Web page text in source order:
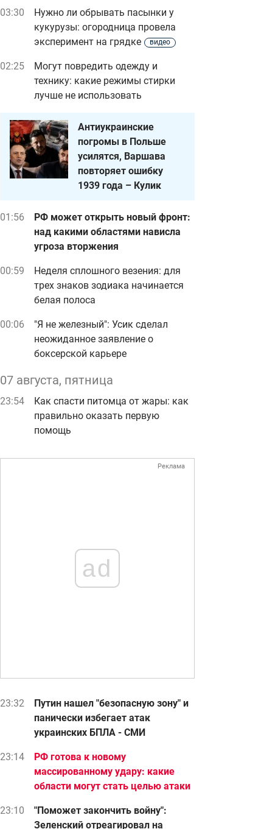
03:30
Нужно ли обрывать пасынки у
кукурузы: огородница провела
эксперимент на грядке
видео
02:25
Могут повредить одежду и
технику: какие режимы стирки
лучше не использовать
Антиукраинские
погромы в Польше
усилятся, Варшава
повторяет ошибку
1939 года – Кулик
01:56
РФ может открыть новый фронт:
над какими областями нависла
угроза вторжения
00:59
Неделя сплошного везения: для
трех знаков зодиака начинается
белая полоса
00:06
"Я не железный": Усик сделал
неожиданное заявление о
боксерской карьере
07 августа, пятница
23:54
Как спасти питомца от жары: как
правильно оказать первую
помощь
Реклама
ad
23:32
Путин нашел "безопасную зону" и
панически избегает атак
украинских БПЛА - СМИ
23:14
РФ готова к новому
массированному удару: какие
области могут стать целью атаки
23:10
"Поможет закончить войну":
Зеленский отреагировал на